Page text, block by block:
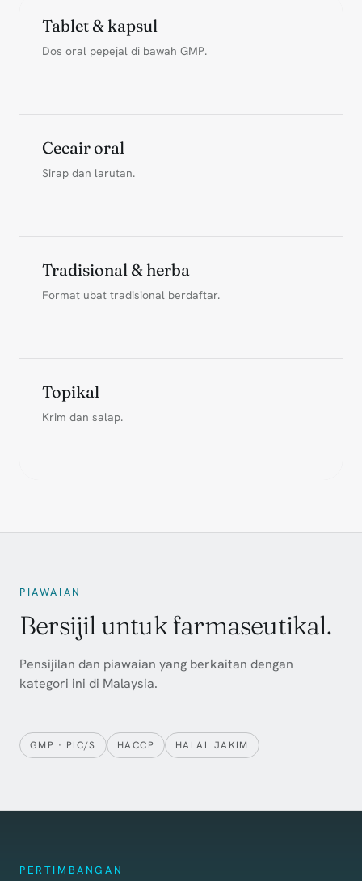
Tablet & kapsul
Dos oral pepejal di bawah GMP.
Cecair oral
Sirap dan larutan.
Tradisional & herba
Format ubat tradisional berdaftar.
Topikal
Krim dan salap.
PIAWAIAN
Bersijil untuk farmaseutikal.
Pensijilan dan piawaian yang berkaitan dengan
kategori ini di Malaysia.
GMP · PIC/S HACCP HALAL JAKIM
PERTIMBANGAN